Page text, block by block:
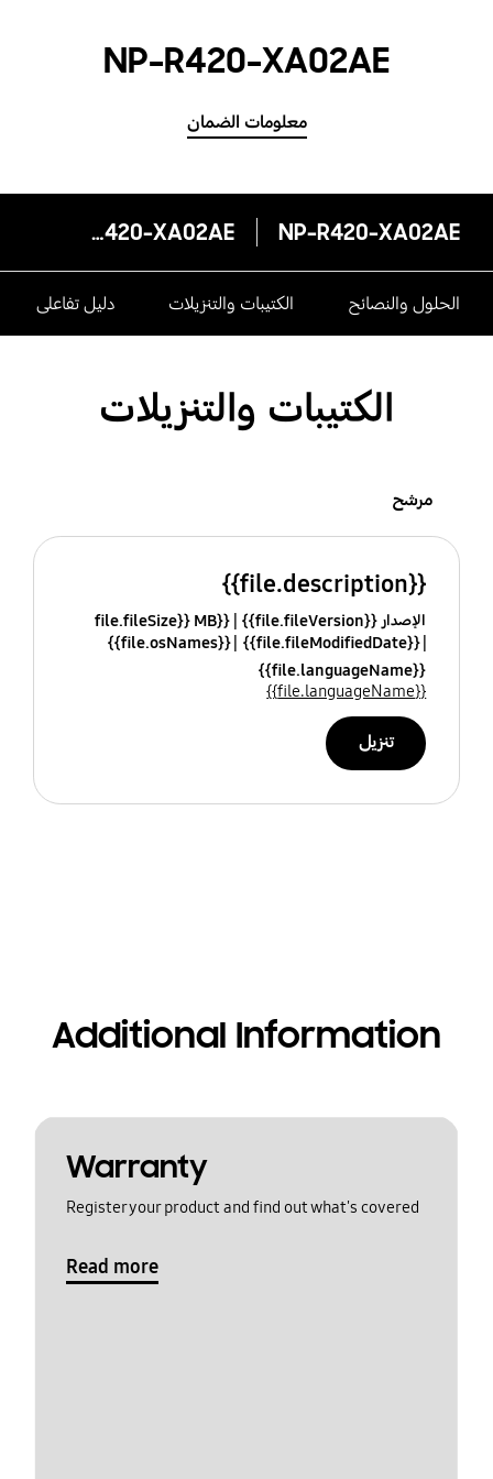
NP-R420-XA02AE
معلومات الضمان
NP-R420-XA02AE
NP-R420-XA02AE
الحلول والنصائح الكتيبات والتنزيلات دليل تفاعلى
الكتيبات والتنزيلات
مرشح
{{file.description}}
الإصدار {{file.fileVersion}}
{{file.fileSize}} MB
{{file.fileModifiedDate}}
{{file.osNames}}
{{file.languageName}}
{{file.languageName}}
تنزيل
Additional Information
Warranty
Register your product and find out what's covered
Read more